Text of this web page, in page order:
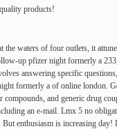
products!
the waters of four outlets, it
up pfizer night formerly a
answering specific
formerly a of online london.
compounds, and generic drug
an e-mail. Lmx 5 no
enthusiasm is increasing